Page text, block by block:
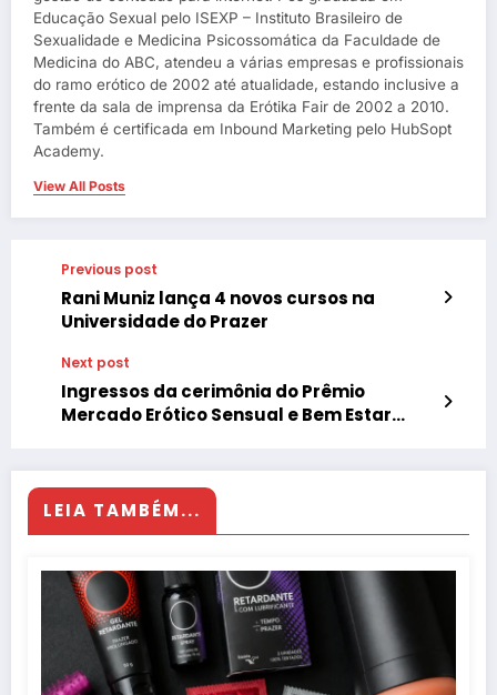
Educação Sexual pelo ISEXP – Instituto Brasileiro de
Sexualidade e Medicina Psicossomática da Faculdade de
Medicina do ABC, atendeu a várias empresas e profissionais
do ramo erótico de 2002 até atualidade, estando inclusive a
frente da sala de imprensa da Erótika Fair de 2002 a 2010.
Também é certificada em Inbound Marketing pelo HubSopt
Academy.
View All Posts
Previous post
Rani Muniz lança 4 novos cursos na
Universidade do Prazer
Next post
Ingressos da cerimônia do Prêmio
Mercado Erótico Sensual e Bem Estar
LEIA TAMBÉM...